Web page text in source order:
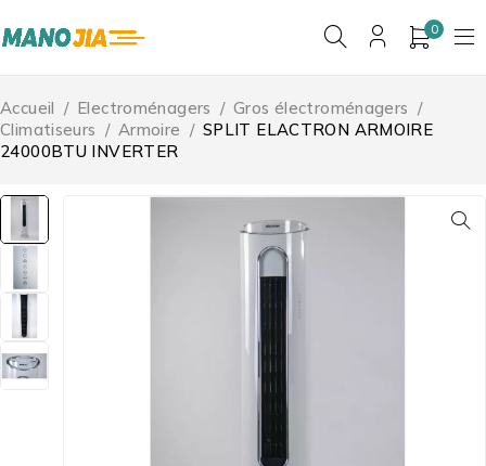
0
Accueil / Electroménagers / Gros électroménagers /
Climatiseurs / Armoire / SPLIT ELACTRON ARMOIRE
24000BTU INVERTER